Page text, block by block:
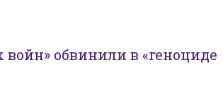
обвинили в «геноциде